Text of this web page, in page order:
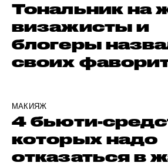
Тональник на
визажисты и
блогеры
своих
МАКИЯЖ
4 бьюти-
которых надо
отказаться в